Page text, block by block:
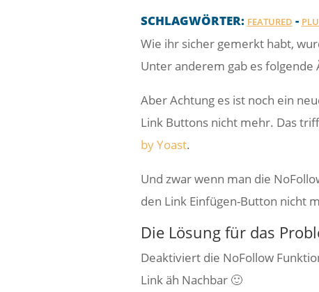
SCHLAGWÖRTER: FEATURED -
Wie ihr sicher gemerkt habt,
Unter anderem gab es
Aber Achtung es ist noch ein
Link Buttons nicht mehr. Das
by Yoast.
Und zwar wenn man die
den Link Einfügen-Button nicht
Die Lösung für das
Deaktiviert die NoFollow
Link äh Nachbar 🙂